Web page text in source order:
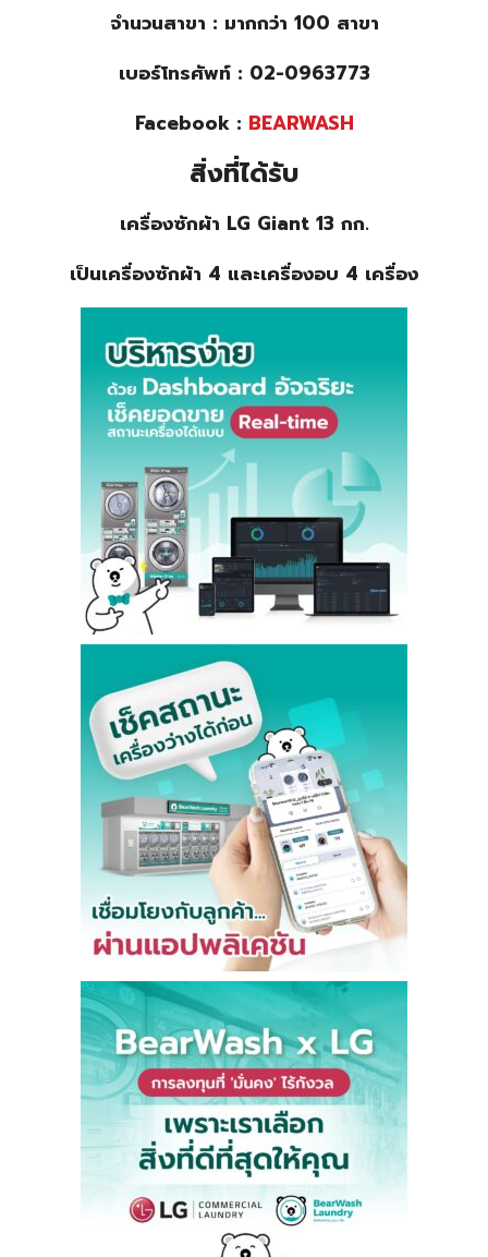
จำนวนสาขา : มากกว่า 100 สาขา
เบอร์โทรศัพท์ : 02-0963773
Facebook : BEARWASH
สิ่งที่ได้รับ
เครื่องซักผ้า LG Giant 13 กก.
เป็นเครื่องซักผ้า 4 และเครื่องอบ 4 เครื่อง